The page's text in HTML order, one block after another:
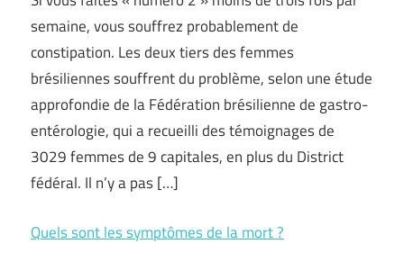
semaine, vous souffrez probablement de
constipation. Les deux tiers des femmes
brésiliennes souffrent du problème, selon une étude
approfondie de la Fédération brésilienne de gastro-
entérologie, qui a recueilli des témoignages de
3029 femmes de 9 capitales, en plus du District
fédéral. Il n’y a pas […]
Quels sont les symptômes de la mort ?